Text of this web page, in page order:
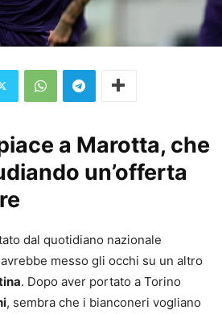
a Marotta, che
un’offerta
dal quotidiano nazionale
avrebbe messo gli occhi su un altro
. Dopo aver portato a Torino
, sembra che i bianconeri vogliano